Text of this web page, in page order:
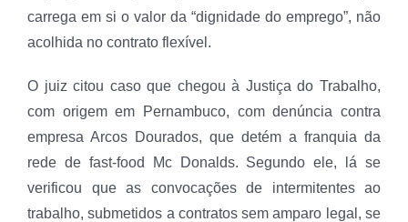
carrega em si o valor da “dignidade do emprego”, não
acolhida no contrato flexível.
O juiz citou caso que chegou à Justiça do Trabalho,
com origem em Pernambuco, com denúncia contra
empresa Arcos Dourados, que detém a franquia da
rede de fast-food Mc Donalds. Segundo ele, lá se
verificou que as convocações de intermitentes ao
trabalho, submetidos a contratos sem amparo legal, se